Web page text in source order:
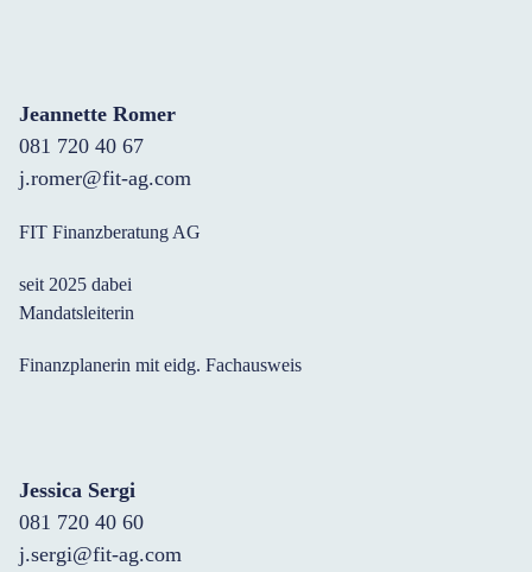
Jeannette Romer
081 720 40 67
j.romer@fit-ag.com
FIT Finanzberatung AG
seit 2025 dabei
Mandatsleiterin
Finanzplanerin mit eidg. Fachausweis
Jessica Sergi
081 720 40 60
j.sergi@fit-ag.com